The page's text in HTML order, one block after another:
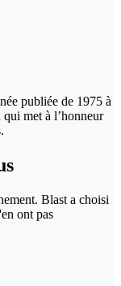
publiée de 1975 à
met à l’honneur
Blast a choisi
ont pas